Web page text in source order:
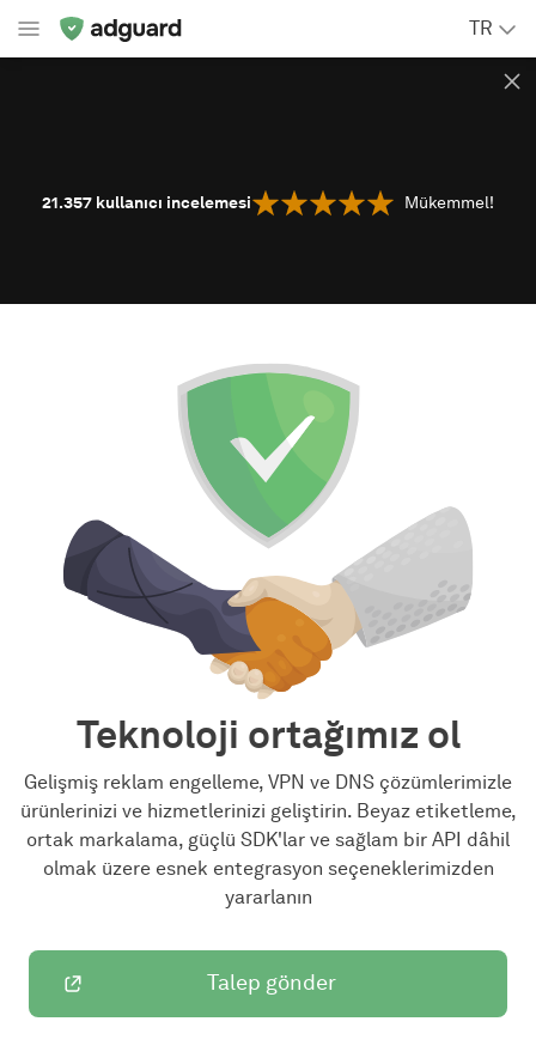
TR
21.357 kullanıcı incelemesi Mükemmel!
Teknoloji ortağımız ol
Gelişmiş reklam engelleme, VPN ve DNS çözümlerimizle
ürünlerinizi ve hizmetlerinizi geliştirin. Beyaz etiketleme,
ortak markalama, güçlü SDK'lar ve sağlam bir API dâhil
olmak üzere esnek entegrasyon seçeneklerimizden
yararlanın
Talep gönder